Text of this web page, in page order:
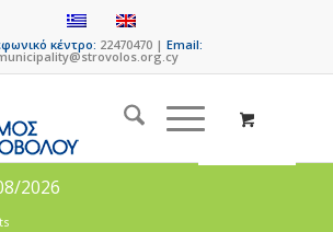
κέντρο: 22470470 |Email:
2026